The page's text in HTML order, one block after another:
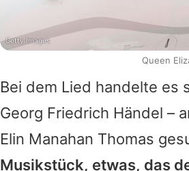
Bei dem Lied handelte es
Georg Friedrich Händel –
Elin Manahan Thomas
Musikstück, etwas, das
Getty Images
Queen